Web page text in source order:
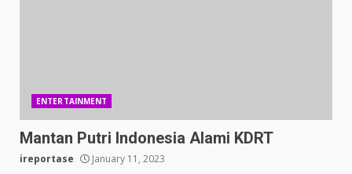
ENTERTAINMENT
Mantan Putri Indonesia Alami KDRT
ireportase January 11, 2023